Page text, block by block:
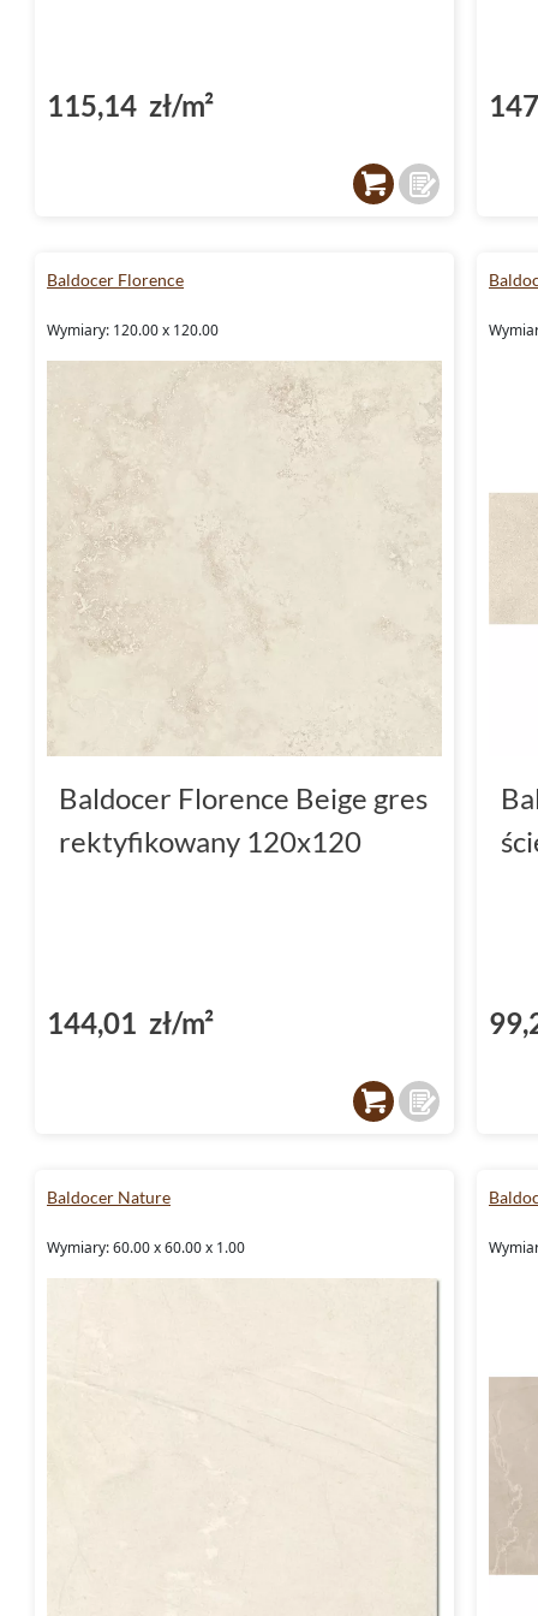
115,14 zł/m²
Baldocer Florence
Wymiary: 120.00 x 120.00
Baldocer Florence Beige gres
rektyfikowany 120x120
144,01 zł/m²
Baldocer Nature
Wymiary: 60.00 x 60.00 x 1.00